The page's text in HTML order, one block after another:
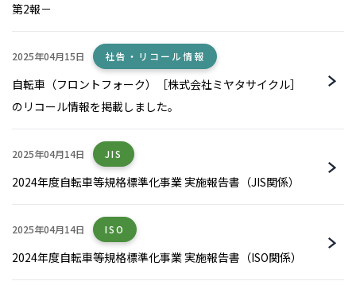
第2報－
2025年04月15日 社告・リコール情報
自転車（フロントフォーク）［株式会社ミヤタサイクル］
のリコール情報を掲載しました。
2025年04月14日 JIS
2024年度自転車等規格標準化事業 実施報告書（JIS関係）
2025年04月14日 ISO
2024年度自転車等規格標準化事業 実施報告書（ISO関係）